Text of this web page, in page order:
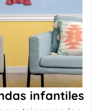
infantiles